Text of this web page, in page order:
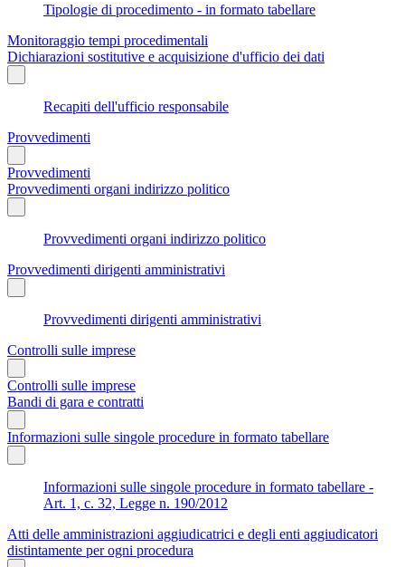
Tipologie di procedimento - in formato tabellare
Monitoraggio tempi procedimentali
Dichiarazioni sostitutive e acquisizione d'ufficio dei dati
Recapiti dell'ufficio responsabile
Provvedimenti
Provvedimenti
Provvedimenti organi indirizzo politico
Provvedimenti organi indirizzo politico
Provvedimenti dirigenti amministrativi
Provvedimenti dirigenti amministrativi
Controlli sulle imprese
Controlli sulle imprese
Bandi di gara e contratti
Informazioni sulle singole procedure in formato tabellare
Informazioni sulle singole procedure in formato tabellare -
Art. 1, c. 32, Legge n. 190/2012
Atti delle amministrazioni aggiudicatrici e degli enti aggiudicatori
distintamente per ogni procedura